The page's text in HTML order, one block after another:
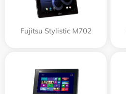
Fujitsu Stylistic M702